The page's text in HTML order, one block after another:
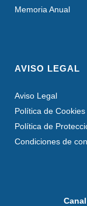
Memoria Anual
AVISO LEGAL
Aviso Legal
Política de Cookies
Política de
Condiciones de